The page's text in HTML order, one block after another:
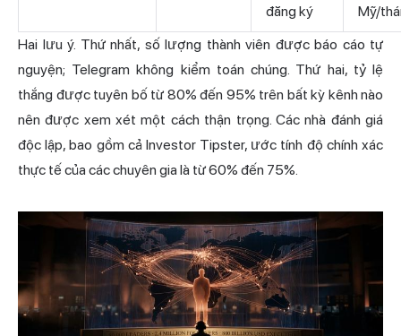
đăng ký
Mỹ/
Hai lưu ý. Thứ nhất, số lượng thành viên được báo cáo tự
nguyện; Telegram không kiểm toán chúng. Thứ hai, tỷ lệ
thắng được tuyên bố từ 80% đến 95% trên bất kỳ kênh nào
nên được xem xét một cách thận trọng. Các nhà đánh giá
độc lập, bao gồm cả Investor Tipster, ước tính độ chính xác
thực tế của các chuyên gia là từ 60% đến 75%.